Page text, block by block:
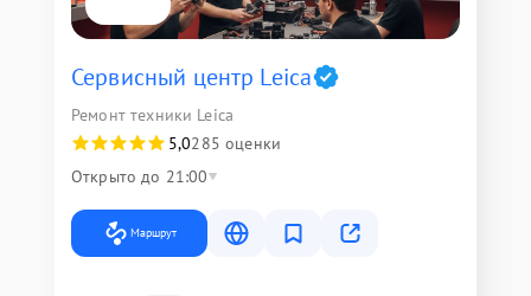
Сервисный центр Leica
Ремонт техники Leica
5,0285 оценки
Открыто до 21:00
Маршрут